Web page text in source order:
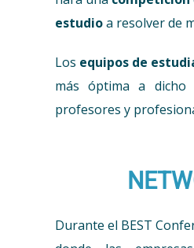
estudioa resolver de
Los equipos de
más óptima a
profesores y
Durante el BEST